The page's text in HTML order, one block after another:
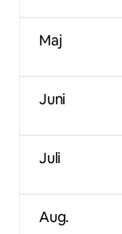
Maj
Juni
Juli
Aug.